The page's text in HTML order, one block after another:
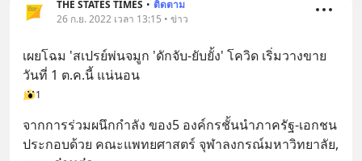
THE STATES TIMES • ติดตาม
26 ก.ย. 2022 เวลา 13:15 • ข่าว
เผยโฉม 'สเปรย์พ่นจมูก 'ดักจับ-ยับยั้ง' โควิด เริ่มวางขาย
วันที่ 1 ต.ค.นี้ แน่นอน
1
จากการร่วมผนึกกำลัง ของ5 องค์กรชั้นนำภาครัฐ-เอกชน
ประกอบด้วย คณะแพทยศาสตร์ จุฬาลงกรณ์มหาวิทยาลัย,